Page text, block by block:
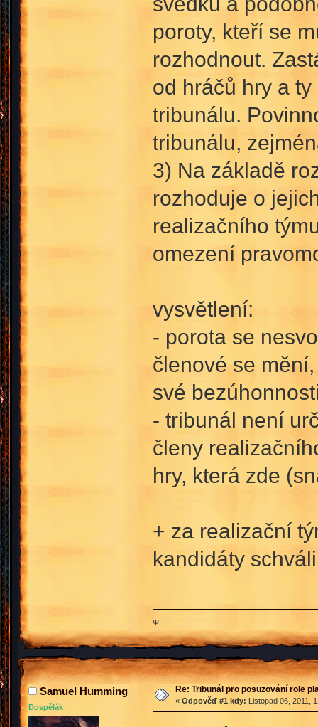
poroty, kteří se
rozhodnout.
od hráčů hry a
tribunálu.
tribunálu,
3) Na základě
rozhoduje o
realizačního
omezení
vysvětlení:
- porota se
členové se
své
- tribunál není
členy
hry, která zde
+ za realizační
kandidáty
Ψ
Samuel Humming
Dospělák
Re: Tribunál pro posuzování role
« Odpověď #1 kdy: Listopad 06, 2011,